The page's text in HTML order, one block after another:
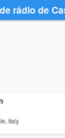
rádio de
Italy